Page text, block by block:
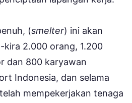
(smelter) ini akan
kira 2.000 orang, 1.200
dan 800 karyawan
Indonesia, dan selama
mempekerjakan tenaga